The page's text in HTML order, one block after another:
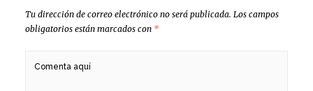
Tu dirección de correo electrónico no será publicada. Los campos
obligatorios están marcados con *